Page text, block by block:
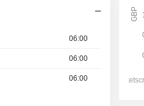
06:00
06:00
06:00